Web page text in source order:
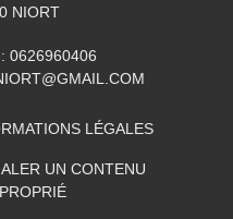
NIORT
0626960406
LÉGALES
UN CONTENU